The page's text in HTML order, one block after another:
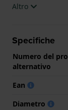
con 2 Anni di
.
Altro
Specifiche
Numero del
alternativo
Ean
Diametro